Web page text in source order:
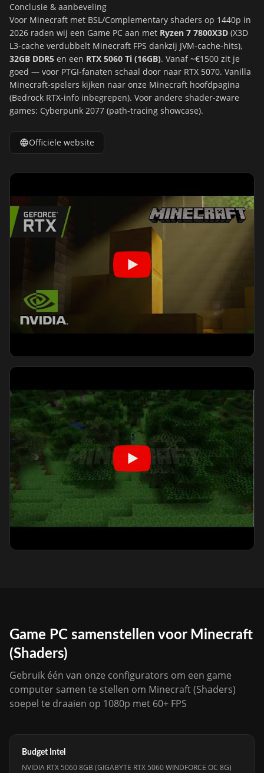
Conclusie & aanbeveling
Voor Minecraft met BSL/Complementary shaders op 1440p in
2026 raden wij een Game PC aan met Ryzen 7 7800X3D (X3D
L3-cache verdubbelt Minecraft FPS dankzij JVM-cache-hits),
32GB DDR5 en een RTX 5060 Ti (16GB). Vanaf ~€1500 zit je
goed — voor PTGI-fanaten schaal door naar RTX 5070. Vanilla
Minecraft-spelers kijken naar onze Minecraft hoofdpagina
(Bedrock RTX-info inbegrepen). Voor andere shader-zware
games: Cyberpunk 2077 (path-tracing showcase).
Officiële website
Game PC samenstellen voor Minecraft
(Shaders)
Gebruik één van onze configurators om een game
computer samen te stellen om Minecraft (Shaders)
soepel te draaien op 1080p met 60+ FPS
Budget Intel
NVIDIA RTX 5060 8GB (GIGABYTE RTX 5060 WINDFORCE OC 8G)